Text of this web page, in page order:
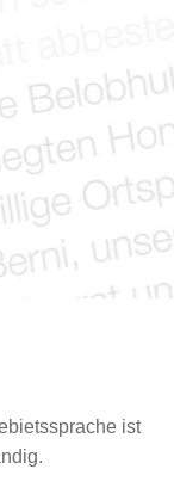
ist